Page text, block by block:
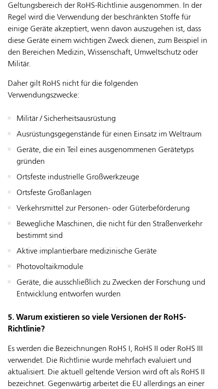
Geltungsbereich der RoHS-Richtlinie ausgenommen. In der
Regel wird die Verwendung der beschränkten Stoffe für
einige Geräte akzeptiert, wenn davon auszugehen ist, dass
diese Geräte einem wichtigen Zweck dienen, zum Beispiel in
den Bereichen Medizin, Wissenschaft, Umweltschutz oder
Militär.
Daher gilt RoHS nicht für die folgenden
Verwendungszwecke:
Militär / Sicherheitsausrüstung
Ausrüstungsgegenstände für einen Einsatz im Weltraum
Geräte, die ein Teil eines ausgenommenen Gerätetyps
gründen
Ortsfeste industrielle Großwerkzeuge
Ortsfeste Großanlagen
Verkehrsmittel zur Personen- oder Güterbeförderung
Bewegliche Maschinen, die nicht für den Straßenverkehr
bestimmt sind
Aktive implantierbare medizinische Geräte
Photovoltaikmodule
Geräte, die ausschließlich zu Zwecken der Forschung und
Entwicklung entworfen wurden
5. Warum existieren so viele Versionen der RoHS-
Richtlinie?
Es werden die Bezeichnungen RoHS I, RoHS II oder RoHS III
verwendet. Die Richtlinie wurde mehrfach evaluiert und
aktualisiert. Die aktuell geltende Version wird oft als RoHS II
bezeichnet. Gegenwärtig arbeitet die EU allerdings an einer